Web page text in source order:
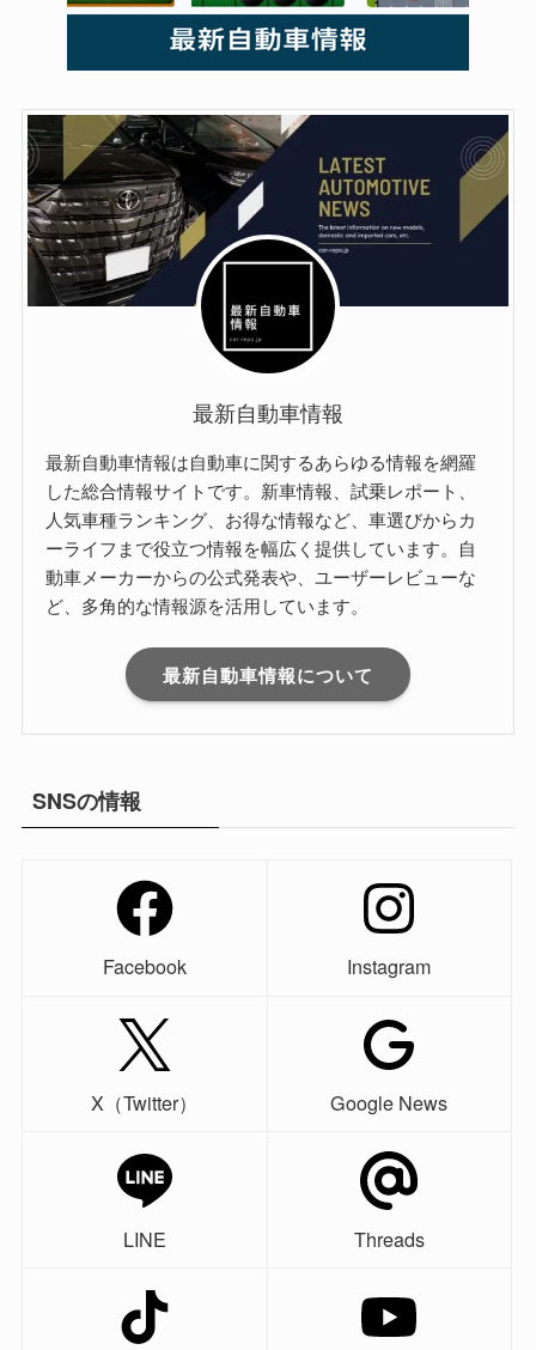
最新自動車情報
最新自動車情報は自動車に関するあらゆる情報を網羅
した総合情報サイトです。新車情報、試乗レポート、
人気車種ランキング、お得な情報など、車選びからカ
ーライフまで役立つ情報を幅広く提供しています。自
動車メーカーからの公式発表や、ユーザーレビューな
ど、多角的な情報源を活用しています。
最新自動車情報について
SNSの情報
Facebook Instagram
X（Twitter） Google News
LINE Threads